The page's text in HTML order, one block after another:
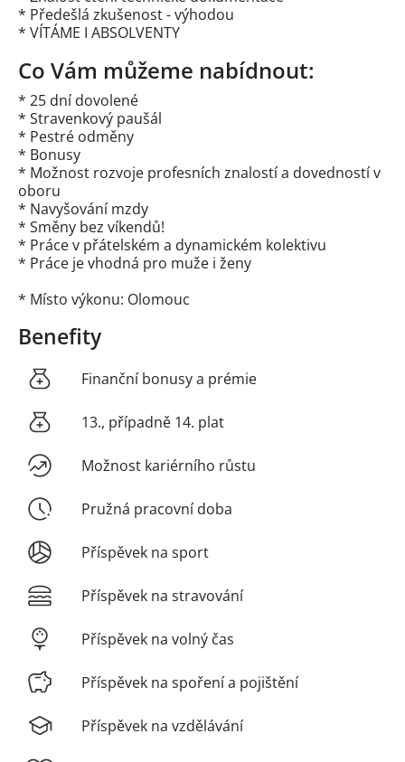
* Předešlá zkušenost - výhodou
* VÍTÁME I ABSOLVENTY
Co Vám můžeme nabídnout:
* 25 dní dovolené
* Stravenkový paušál
* Pestré odměny
* Bonusy
* Možnost rozvoje profesních znalostí a dovedností v
oboru
* Navyšování mzdy
* Směny bez víkendů!
* Práce v přátelském a dynamickém kolektivu
* Práce je vhodná pro muže i ženy
* Místo výkonu: Olomouc
Benefity
Finanční bonusy a prémie
13., případně 14. plat
Možnost kariérního růstu
Pružná pracovní doba
Příspěvek na sport
Příspěvek na stravování
Příspěvek na volný čas
Příspěvek na spoření a pojištění
Příspěvek na vzdělávání